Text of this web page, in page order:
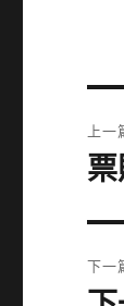
章
上
上
篇
文
章:
下一
下